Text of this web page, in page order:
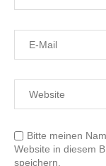
Bitte meinen
Website in diesem
speichern.